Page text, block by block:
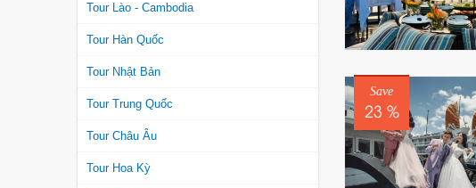
Tour Lào - Cambodia
Tour Hàn Quốc
Tour Nhật Bản
Tour Trung Quốc
Tour Châu Âu
Tour Hoa Kỳ
Save
23 %